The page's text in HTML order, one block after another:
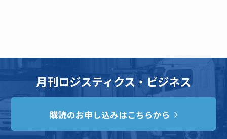
月刊ロジスティクス・ビジネス
購読のお申し込みはこちらから